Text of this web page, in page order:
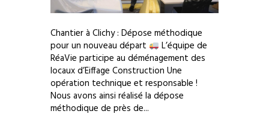
Chantier à Clichy : Dépose méthodique
pour un nouveau départ
L’équipe de
RéaVie participe au déménagement des
locaux d’Eiffage Construction Une
opération technique et responsable !
Nous avons ainsi réalisé la dépose
méthodique de près de...